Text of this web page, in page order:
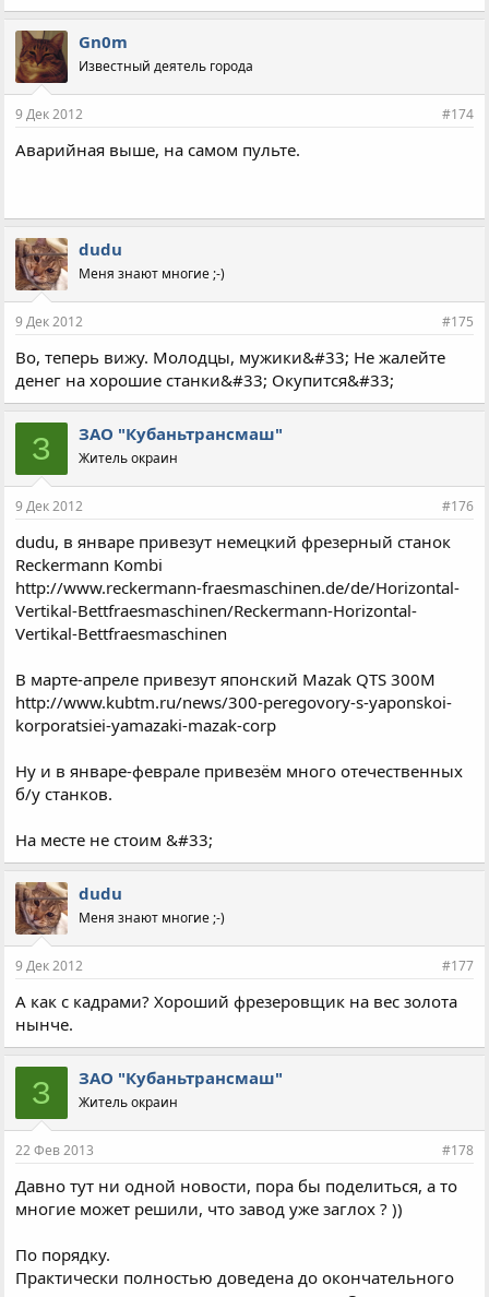
Gn0m
Известный деятель города
9 Дек 2012 #174
Аварийная выше, на самом пульте.
dudu
Меня знают многие ;-)
9 Дек 2012 #175
Во, теперь вижу. Молодцы, мужики&#33; Не жалейте
денег на хорошие станки&#33; Окупится&#33;
З ЗАО "Кубаньтрансмаш"
Житель окраин
9 Дек 2012 #176
dudu, в январе привезут немецкий фрезерный станок
Reckermann Kombi
http://www.reckermann-fraesmaschinen.de/de/Horizontal-
Vertikal-Bettfraesmaschinen/Reckermann-Horizontal-
Vertikal-Bettfraesmaschinen
В марте-апреле привезут японский Mazak QTS 300M
http://www.kubtm.ru/news/300-peregovory-s-yaponskoi-
korporatsiei-yamazaki-mazak-corp
Ну и в январе-феврале привезём много отечественных
б/у станков.
На месте не стоим &#33;
dudu
Меня знают многие ;-)
9 Дек 2012 #177
А как с кадрами? Хороший фрезеровщик на вес золота
нынче.
З ЗАО "Кубаньтрансмаш"
Житель окраин
22 Фев 2013 #178
Давно тут ни одной новости, пора бы поделиться, а то
многие может решили, что завод уже заглох ? ))
По порядку.
Практически полностью доведена до окончательного